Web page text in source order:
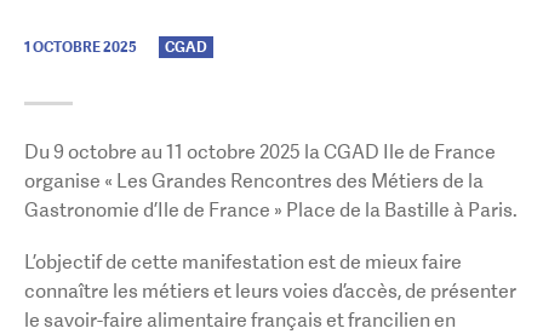
1 OCTOBRE 2025 CGAD
Du 9 octobre au 11 octobre 2025 la CGAD Ile de France
organise « Les Grandes Rencontres des Métiers de la
Gastronomie d’Ile de France » Place de la Bastille à Paris.
L’objectif de cette manifestation est de mieux faire
connaître les métiers et leurs voies d’accès, de présenter
le savoir-faire alimentaire français et francilien en